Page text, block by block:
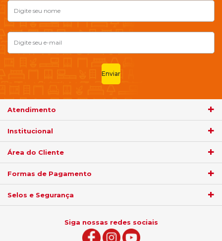
Enviar
Atendimento
Institucional
Área do Cliente
Formas de Pagamento
Selos e Segurança
Siga nossas redes sociais